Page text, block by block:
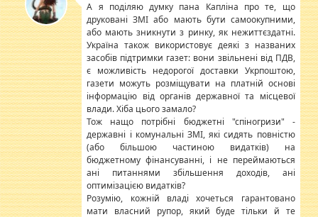
А я поділяю думку пана Капліна про те, що
друковані ЗМІ або мають бути самоокупними,
або мають зникнути з ринку, як нежиттєздатні.
Україна також використовує деякі з названих
засобів підтримки газет: вони звільнені від ПДВ,
є можливість недорогої доставки Укрпоштою,
газети можуть розміщувати на платній основі
інформацію від органів державної та місцевої
влади. Хіба цього замало?
Тож нащо потрібні бюджетні "спіногризи" -
державні і комунальні ЗМІ, які сидять повністю
(або більшою частиною видатків) на
бюджетному фінансуванні, і не переймаються
ані питаннями збільшення доходів, ані
оптимізацією видатків?
Розумію, кожній владі хочеться гарантовано
мати власний рупор, який буде тільки й те